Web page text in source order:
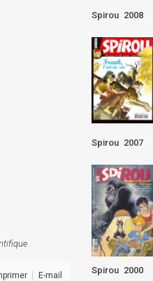
E-mail
Spirou 2008
Spirou 2007
Spirou 2000